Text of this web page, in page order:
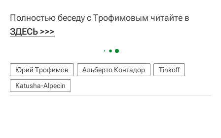
Полностью беседу с Трофимовым читайте в
ЗДЕСЬ >>>
Юрий Трофимов Альберто Контадор
Tinkoff
Katusha-Alpecin